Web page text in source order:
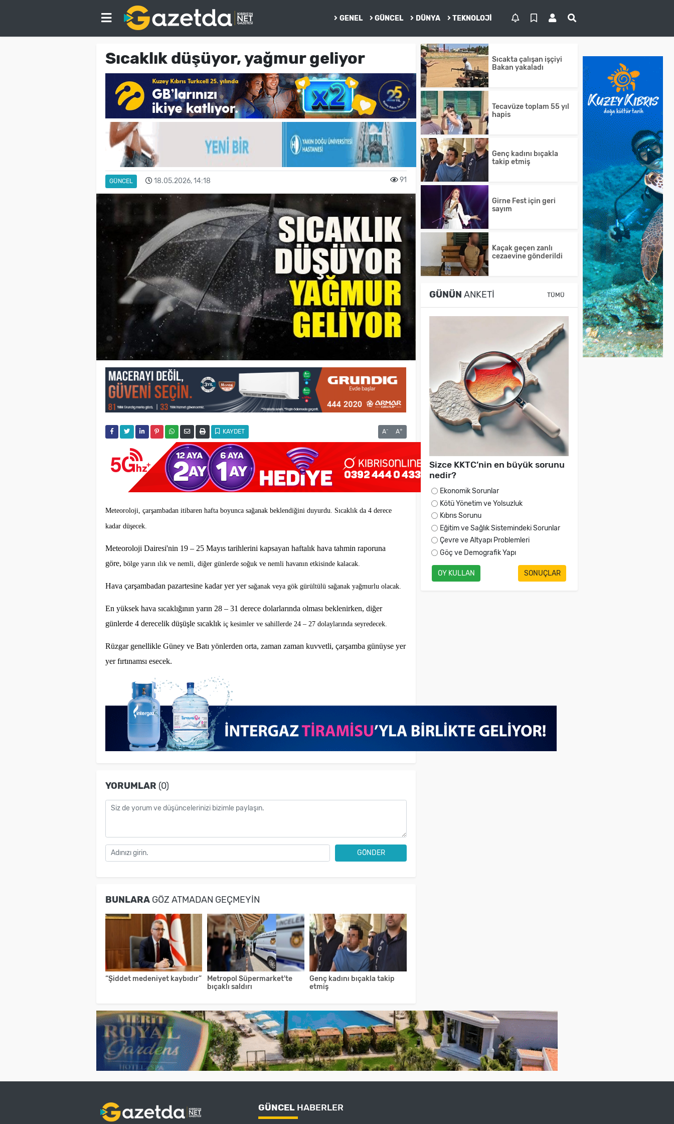
GENEL GÜNCEL DÜNYA TEKNOLOJI
Sıcaklık düşüyor, yağmur geliyor
GÜNCEL 18.05.2026, 14:18 91
KAYDET A- A+
Meteoroloji, çarşambadan itibaren hafta boyunca sağanak beklendiğini duyurdu. Sıcaklık da 4 derece
kadar düşecek.
Meteoroloji Dairesi'nin 19 – 25 Mayıs tarihlerini kapsayan haftalık hava tahmin raporuna
göre, bölge yarın ılık ve nemli, diğer günlerde soğuk ve nemli havanın etkisinde kalacak.
Hava çarşambadan pazartesine kadar yer yer sağanak veya gök gürültülü sağanak yağmurlu olacak.
En yüksek hava sıcaklığının yarın 28 – 31 derece dolarlarında olması beklenirken, diğer
günlerde 4 derecelik düşüşle sıcaklık iç kesimler ve sahillerde 24 – 27 dolaylarında seyredecek.
Rüzgar genellikle Güney ve Batı yönlerden orta, zaman zaman kuvvetli, çarşamba günüyse yer
yer fırtınamsı esecek.
YORUMLAR (0)
GÖNDER
BUNLARAGÖZ ATMADAN GEÇMEYIN
“Şiddet medeniyet kaybıdır”
Metropol Süpermarket'te
bıçaklı saldırı
Genç kadını bıçakla takip
etmiş
Sıcakta çalışan işçiyi
Bakan yakaladı
Tecavüze toplam 55 yıl
hapis
Genç kadını bıçakla
takip etmiş
Girne Fest için geri
sayım
Kaçak geçen zanlı
cezaevine gönderildi
GÜNÜN ANKETI TÜMÜ
Sizce KKTC’nin en büyük sorunu
nedir?
Ekonomik Sorunlar
Kötü Yönetim ve Yolsuzluk
Kıbrıs Sorunu
Eğitim ve Sağlık Sistemindeki Sorunlar
Çevre ve Altyapı Problemleri
Göç ve Demografik Yapı
OY KULLAN SONUÇLAR
GÜNCEL HABERLER